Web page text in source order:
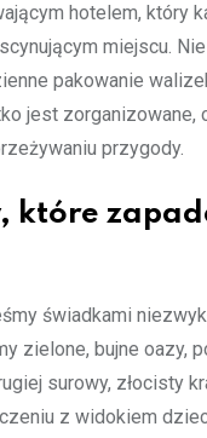
hotelem, który
miejscu.
pakowanie
jest zorganizowane,
przygody.
które
świadkami
zielone, bujne oazy,
surowy, złocisty
z widokiem